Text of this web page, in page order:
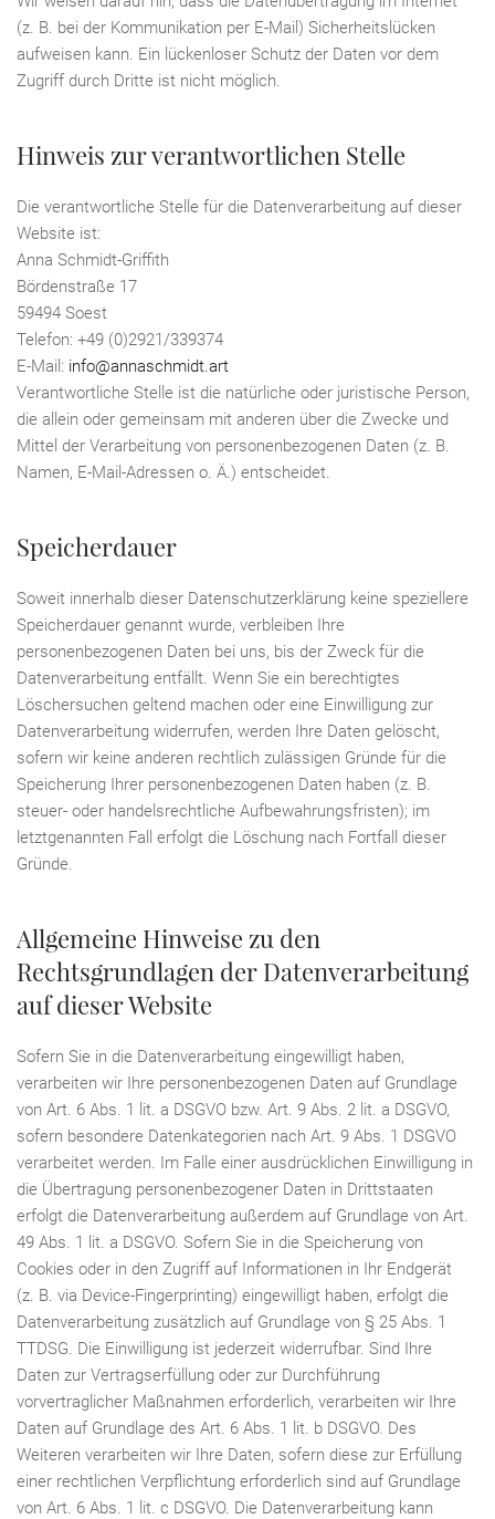
(z. B. bei der Kommunikation per E-Mail) Sicherheitslücken
aufweisen kann. Ein lückenloser Schutz der Daten vor dem
Zugriff durch Dritte ist nicht möglich.
Hinweis zur verantwortlichen Stelle
Die verantwortliche Stelle für die Datenverarbeitung auf dieser
Website ist:
Anna Schmidt-Griffith
Bördenstraße 17
59494 Soest
Telefon: +49 (0)2921/339374
E-Mail: info@annaschmidt.art
Verantwortliche Stelle ist die natürliche oder juristische Person,
die allein oder gemeinsam mit anderen über die Zwecke und
Mittel der Verarbeitung von personenbezogenen Daten (z. B.
Namen, E-Mail-Adressen o. Ä.) entscheidet.
Speicherdauer
Soweit innerhalb dieser Datenschutzerklärung keine speziellere
Speicherdauer genannt wurde, verbleiben Ihre
personenbezogenen Daten bei uns, bis der Zweck für die
Datenverarbeitung entfällt. Wenn Sie ein berechtigtes
Löschersuchen geltend machen oder eine Einwilligung zur
Datenverarbeitung widerrufen, werden Ihre Daten gelöscht,
sofern wir keine anderen rechtlich zulässigen Gründe für die
Speicherung Ihrer personenbezogenen Daten haben (z. B.
steuer- oder handelsrechtliche Aufbewahrungsfristen); im
letztgenannten Fall erfolgt die Löschung nach Fortfall dieser
Gründe.
Allgemeine Hinweise zu den
Rechtsgrundlagen der Datenverarbeitung
auf dieser Website
Sofern Sie in die Datenverarbeitung eingewilligt haben,
verarbeiten wir Ihre personenbezogenen Daten auf Grundlage
von Art. 6 Abs. 1 lit. a DSGVO bzw. Art. 9 Abs. 2 lit. a DSGVO,
sofern besondere Datenkategorien nach Art. 9 Abs. 1 DSGVO
verarbeitet werden. Im Falle einer ausdrücklichen Einwilligung in
die Übertragung personenbezogener Daten in Drittstaaten
erfolgt die Datenverarbeitung außerdem auf Grundlage von Art.
49 Abs. 1 lit. a DSGVO. Sofern Sie in die Speicherung von
Cookies oder in den Zugriff auf Informationen in Ihr Endgerät
(z. B. via Device-Fingerprinting) eingewilligt haben, erfolgt die
Datenverarbeitung zusätzlich auf Grundlage von § 25 Abs. 1
TTDSG. Die Einwilligung ist jederzeit widerrufbar. Sind Ihre
Daten zur Vertragserfüllung oder zur Durchführung
vorvertraglicher Maßnahmen erforderlich, verarbeiten wir Ihre
Daten auf Grundlage des Art. 6 Abs. 1 lit. b DSGVO. Des
Weiteren verarbeiten wir Ihre Daten, sofern diese zur Erfüllung
einer rechtlichen Verpflichtung erforderlich sind auf Grundlage
von Art. 6 Abs. 1 lit. c DSGVO. Die Datenverarbeitung kann